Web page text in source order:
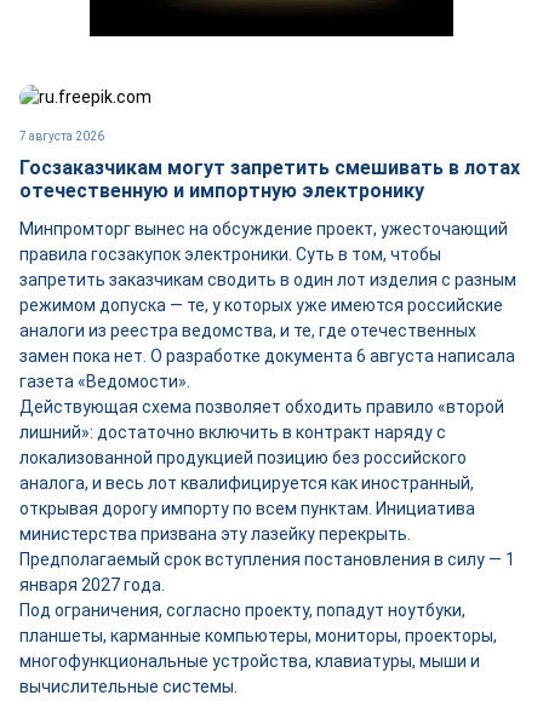
7 августа 2026
Госзаказчикам могут запретить смешивать в лотах
отечественную и импортную электронику
Минпромторг вынес на обсуждение проект, ужесточающий
правила госзакупок электроники. Суть в том, чтобы
запретить заказчикам сводить в один лот изделия с разным
режимом допуска — те, у которых уже имеются российские
аналоги из реестра ведомства, и те, где отечественных
замен пока нет. О разработке документа 6 августа написала
газета «Ведомости».
Действующая схема позволяет обходить правило «второй
лишний»: достаточно включить в контракт наряду с
локализованной продукцией позицию без российского
аналога, и весь лот квалифицируется как иностранный,
открывая дорогу импорту по всем пунктам. Инициатива
министерства призвана эту лазейку перекрыть.
Предполагаемый срок вступления постановления в силу — 1
января 2027 года.
Под ограничения, согласно проекту, попадут ноутбуки,
планшеты, карманные компьютеры, мониторы, проекторы,
многофункциональные устройства, клавиатуры, мыши и
вычислительные системы.